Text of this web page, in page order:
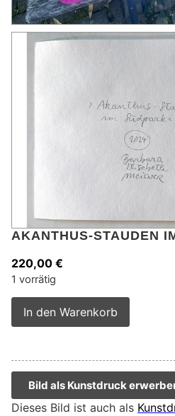
AKANTHUS-STAUDEN
220,00 €
1 vorrätig
In den Warenkorb
Bild als Kunstdruck
Dieses Bild ist auch als